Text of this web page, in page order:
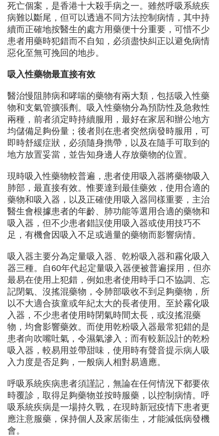
死亡個案，是香港十大殺手病之一。雖然呼吸系統疾
病難以斷尾，但可以透過不同方法控制病情，其中持
續而正確地按醫生的處方用藥便十分重要，可惜不少
患者用藥時犯錯而不自知，必須盡快糾正以避免病情
惡化至無可挽回的地步。
吸入性藥物最直接有效
醫治慢阻肺病和哮喘的藥物有兩大類，包括吸入性藥
物和支氣管擴張劑。吸入性藥物分為預防性及急救性
兩種，前者須定時持續服用，最好在家居和辦公地方
均儲備足夠份量；後者則在患者突然病發時服用，可
即時舒緩症狀，必須隨身擕帶，以及在隨手可取到的
地方放置妥當，並告知身邊人存放藥物的位置。
現時吸入性藥物較普遍，患者使用吸入器將藥物吸入
肺部，最直接有效。惟要達到最佳藥效，使用合適的
藥物和吸入器，以及正確使用吸入器同樣重要，主治
醫生會根據患者的年齡、肺功能等選用合適的藥物和
吸入器，但不少患者錯誤使用吸入器或使用技巧不
足，有機會因吸入不足或過量的藥物而影響病情。
吸入器主要分為定量吸入器、乾粉吸入器和霧化吸入
器三種。自 60年代起定量吸入器便被普遍採用，但亦
最易在使用上犯錯，例如患者使用時手口不協調、忘
記閉氣、沒搖混藥物，令肺部吸收不到足夠藥物，所
以不大適合孩童或年紀太大的長者使用。至於霧化吸
入器，不少患者使用時閉氣時間太長，或沒搖混藥
物，均會影響藥效。而使用乾粉吸入器最常犯錯的是
患者向吹嘴吐氣，令濕氣滲入；而有較新設計的乾粉
吸入器，較易用並帶甜味，使用時有聲音提示病人吸
入力度是否足夠，一般病人相對易適應。
呼吸系統疾病患者須謹記，無論在任何情況下都要依
時覆診，取得足夠藥物並按時服藥，以控制病情。呼
吸系統疾病是一場持久戰，在現時新冠疫情下患者更
應注意服藥，保持個人及家居衞生，才能減低病發機
會。